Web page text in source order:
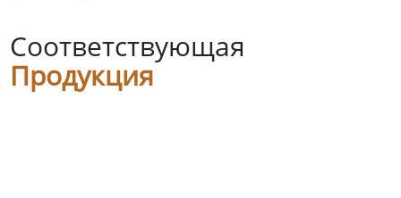
Соответствующая
Продукция